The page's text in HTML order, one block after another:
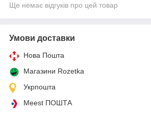
Ще немає відгуків про цей товар
Умови доставки
Нова Пошта
Магазини Rozetka
Укрпошта
Meest ПОШТА